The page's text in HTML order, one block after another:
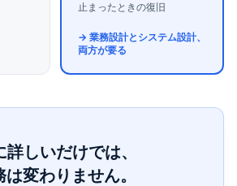
止まったときの復旧
→ 業務設計とシステム設計、
両方が要る
しいだけでは、
は変わりません。